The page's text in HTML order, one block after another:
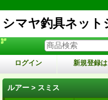
シマヤ釣具ネット
ログイン 新規登録
ルアー > スミス